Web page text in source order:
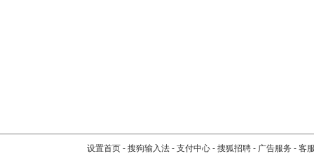
设置首页 - 搜狗输入法 - 支付中心 - 搜狐招聘 - 广告服务 - 客